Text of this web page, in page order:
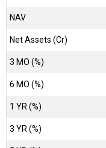
NAV
Net Assets (Cr)
3 MO (%)
6 MO (%)
1 YR (%)
3 YR (%)